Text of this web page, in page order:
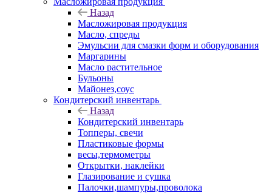
Назад
Масложировая продукция
Масло, спреды
Эмульсии для смазки форм и оборудования
Маргарины
Масло растительное
Бульоны
Майонез,соус
Кондитерский инвентарь
Назад
Кондитерский инвентарь
Топперы, свечи
Пластиковые формы
весы,термометры
Открытки, наклейки
Глазирование и сушка
Палочки,шампуры,проволока